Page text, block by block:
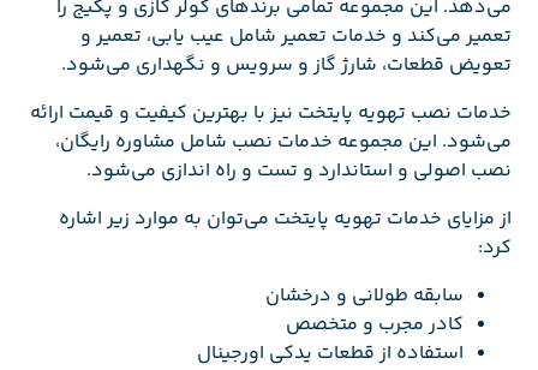
می‌دهد. این مجموعه تمامی برندهای کولر گازی و پکیج را
تعمیر می‌کند و خدمات تعمیر شامل عیب یابی، تعمیر و
تعویض قطعات، شارژ گاز و سرویس و نگهداری می‌شود.
خدمات نصب تهویه پایتخت نیز با بهترین کیفیت و قیمت ارائه
می‌شود. این مجموعه خدمات نصب شامل مشاوره رایگان،
نصب اصولی و استاندارد و تست و راه اندازی می‌شود.
از مزایای خدمات تهویه پایتخت می‌توان به موارد زیر اشاره
کرد:
سابقه طولانی و درخشان
کادر مجرب و متخصص
استفاده از قطعات یدکی اورجینال